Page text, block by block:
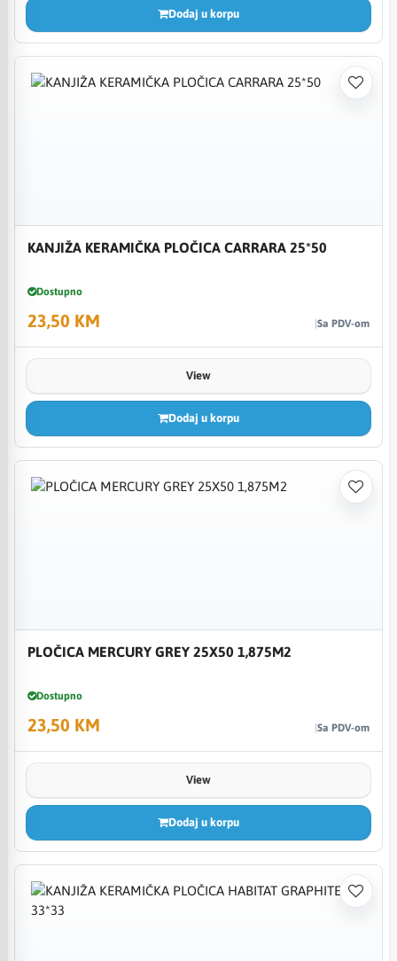
Dodaj u korpu
KANJIŽA KERAMIČKA PLOČICA CARRARA 25*50
Dostupno
23,50 KM Sa PDV-om
View
Dodaj u korpu
PLOČICA MERCURY GREY 25X50 1,875M2
Dostupno
23,50 KM Sa PDV-om
View
Dodaj u korpu